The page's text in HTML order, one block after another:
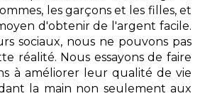
les garçons et les filles, et
d'obtenir de l'argent facile.
sociaux, nous ne pouvons pas
réalité. Nous essayons de faire
à améliorer leur qualité de vie
la main non seulement aux